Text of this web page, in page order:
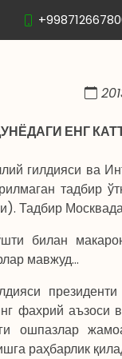
ЕНГ
гилдияси ва
тадбир
Тадбир
билан
мавжуд…
фахрий аъзоси
ошпазлар
раҳбарлик